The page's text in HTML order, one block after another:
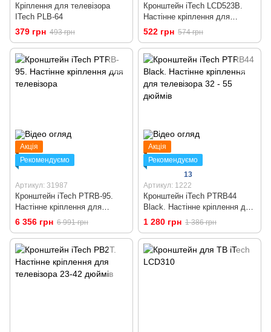
Кріплення для телевізора
ITech PLB-64
379 грн 493 грн
Кронштейн iTech LCD523B.
Настінне кріплення для
телевізора 23 - 43 дюймів
522 грн 574 грн
Акція
Рекомендуємо
Артикул: 31987
Кронштейн iTech PTRB-95.
Настінне кріплення для
телевізора
6 356 грн 6 991 грн
Акція
Рекомендуємо
13
Артикул: 1222
Кронштейн iTech PTRB44
Black. Настінне кріплення для
телевізора 32 - 55 дюймів
1 280 грн 1 386 грн